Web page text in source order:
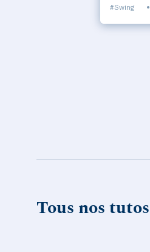
#Swing •
Tous nos tutos